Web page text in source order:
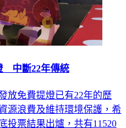
中斷22年傳統
放免費提燈已有22年的歷
源浪費及維持環境保護，希
投票結果出爐，共有11520